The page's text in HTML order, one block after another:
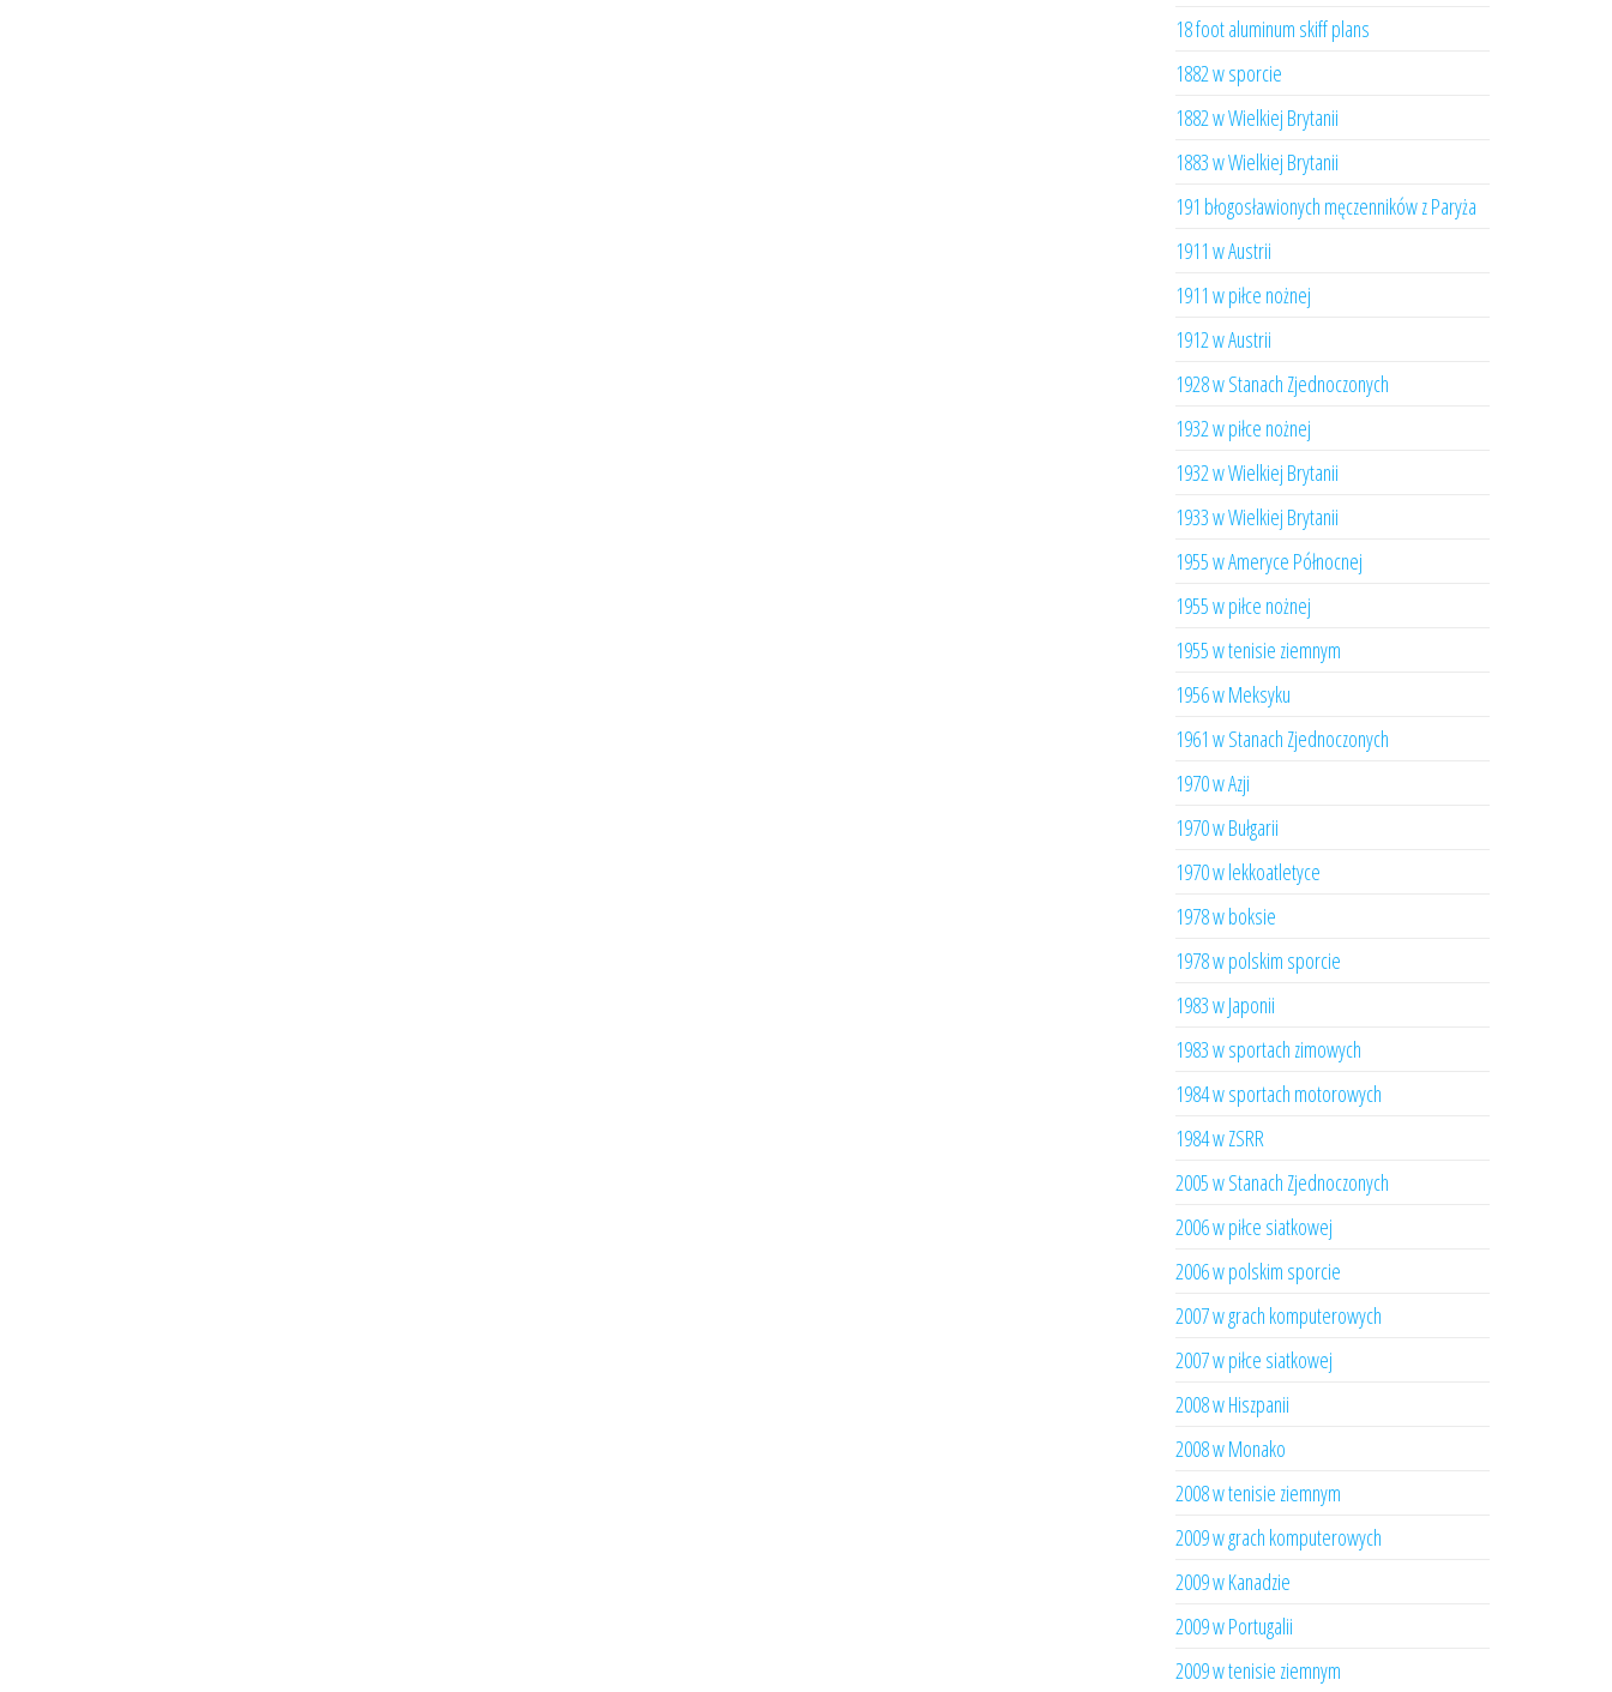
18 foot aluminum skiff plans
1882 w sporcie
1882 w Wielkiej Brytanii
1883 w Wielkiej Brytanii
191 błogosławionych męczenników z Paryża
1911 w Austrii
1911 w piłce nożnej
1912 w Austrii
1928 w Stanach Zjednoczonych
1932 w piłce nożnej
1932 w Wielkiej Brytanii
1933 w Wielkiej Brytanii
1955 w Ameryce Północnej
1955 w piłce nożnej
1955 w tenisie ziemnym
1956 w Meksyku
1961 w Stanach Zjednoczonych
1970 w Azji
1970 w Bułgarii
1970 w lekkoatletyce
1978 w boksie
1978 w polskim sporcie
1983 w Japonii
1983 w sportach zimowych
1984 w sportach motorowych
1984 w ZSRR
2005 w Stanach Zjednoczonych
2006 w piłce siatkowej
2006 w polskim sporcie
2007 w grach komputerowych
2007 w piłce siatkowej
2008 w Hiszpanii
2008 w Monako
2008 w tenisie ziemnym
2009 w grach komputerowych
2009 w Kanadzie
2009 w Portugalii
2009 w tenisie ziemnym